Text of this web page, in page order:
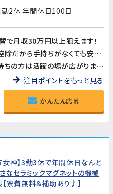
勤2休 年間休日100日
で月収30万円以上狙えます!
お弁当注文有り!給与からの控除だから手持ちがなくても安心♪
玉掛け・クレーンの資格をお持ちの方は活躍の場が広がります！※資格必須ではありません
注目ポイントをもっと見る
かんたん応募
女神】3勤3休で年間休日なんと
なセラミックマグネットの機械
【寮費無料＆補助あり♪】